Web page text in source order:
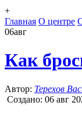
+
Главная О центре
06авг
Как
Автор: Терехов
Создано: 06 авг